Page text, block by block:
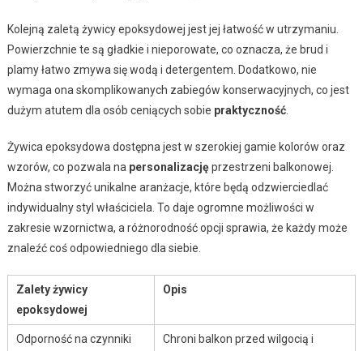
Kolejną zaletą żywicy epoksydowej jest jej łatwość w utrzymaniu.
Powierzchnie te są gładkie i nieporowate, co oznacza, że brud i
plamy łatwo zmywa się wodą i detergentem. Dodatkowo, nie
wymaga ona skomplikowanych zabiegów konserwacyjnych, co jest
dużym atutem dla osób ceniących sobie praktyczność.
Żywica epoksydowa dostępna jest w szerokiej gamie kolorów oraz
wzorów, co pozwala na personalizacjęprzestrzeni balkonowej.
Można stworzyć unikalne aranżacje, które będą odzwierciedlać
indywidualny styl właściciela. To daje ogromne możliwości w
zakresie wzornictwa, a różnorodność opcji sprawia, że każdy może
znaleźć coś odpowiedniego dla siebie.
Zalety żywicy
epoksydowej
Opis
Odporność na czynniki
Chroni balkon przed wilgocią i